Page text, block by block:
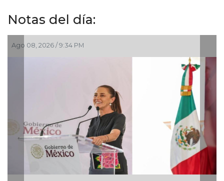
Notas del día:
Ago 05, 2026 / 8:55 PM